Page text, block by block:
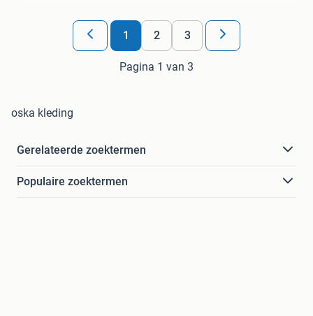
1 2 3
Pagina 1 van 3
oska kleding
Gerelateerde zoektermen
Populaire zoektermen